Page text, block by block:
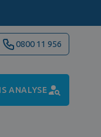
0800 11 956
ANALYSE